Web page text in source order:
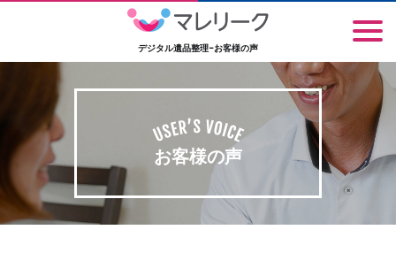
デジタル遺品整理-お客様の声
お客様の声